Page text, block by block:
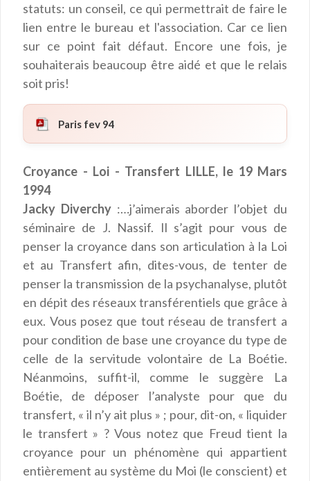
statuts: un conseil, ce qui permettrait de faire le
lien entre le bureau et l'association. Car ce lien
sur ce point fait défaut. Encore une fois, je
souhaiterais beaucoup être aidé et que le relais
soit pris!
Paris fev 94
Croyance - Loi - Transfert LILLE, le 19 Mars
1994
Jacky Diverchy:…j’aimerais aborder l’objet du
séminaire de J. Nassif. Il s’agit pour vous de
penser la croyance dans son articulation à la Loi
et au Transfert afin, dites-vous, de tenter de
penser la transmission de la psychanalyse, plutôt
en dépit des réseaux transférentiels que grâce à
eux. Vous posez que tout réseau de transfert a
pour condition de base une croyance du type de
celle de la servitude volontaire de La Boétie.
Néanmoins, suffit-il, comme le suggère La
Boétie, de déposer l’analyste pour que du
transfert, « il n’y ait plus » ; pour, dit-on, « liquider
le transfert » ? Vous notez que Freud tient la
croyance pour un phénomène qui appartient
entièrement au système du Moi (le conscient) et